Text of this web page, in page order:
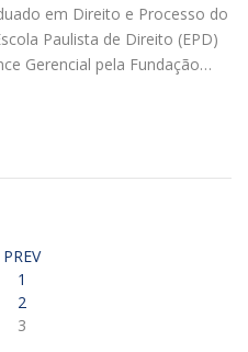
em Direito e Processo do
Paulista de Direito (EPD)
Gerencial pela Fundação…
PREV
1
2
3